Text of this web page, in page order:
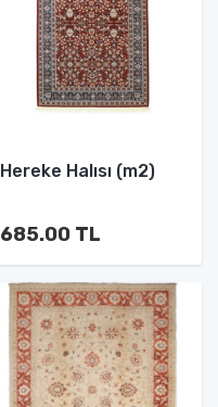
Hereke Halısı (m2)
685.00 TL